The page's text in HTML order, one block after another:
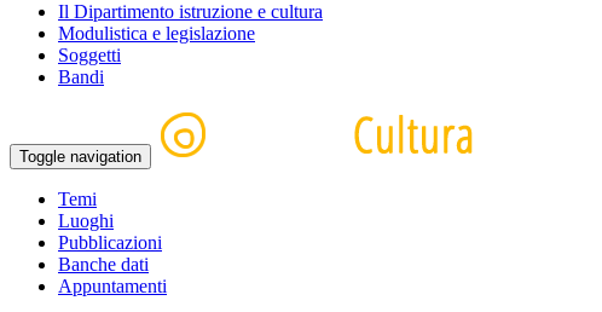
Il Dipartimento istruzione e cultura
Modulistica e legislazione
Soggetti
Bandi
Toggle navigation
Temi
Luoghi
Pubblicazioni
Banche dati
Appuntamenti